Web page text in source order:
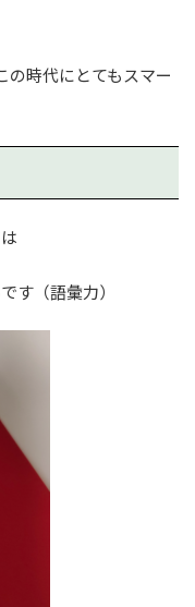
時代にとてもスマー
す（語彙力）